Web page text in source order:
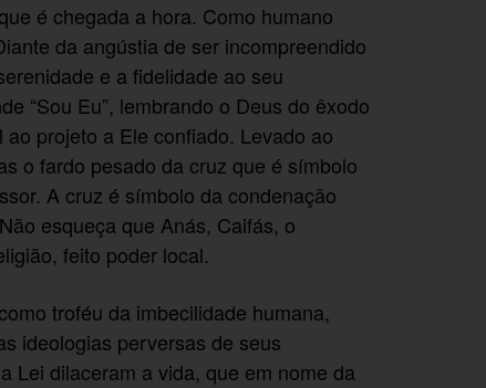
é chegada a hora. Como humano
da angústia de ser incompreendido
e a fidelidade ao seu
“Sou Eu”, lembrando o Deus do êxodo
projeto a Ele confiado. Levado ao
o fardo pesado da cruz que é símbolo
A cruz é símbolo da condenação
esqueça que Anás, Caifás, o
feito poder local.
troféu da imbecilidade humana,
ideologias perversas de seus
Lei dilaceram a vida, que em nome da